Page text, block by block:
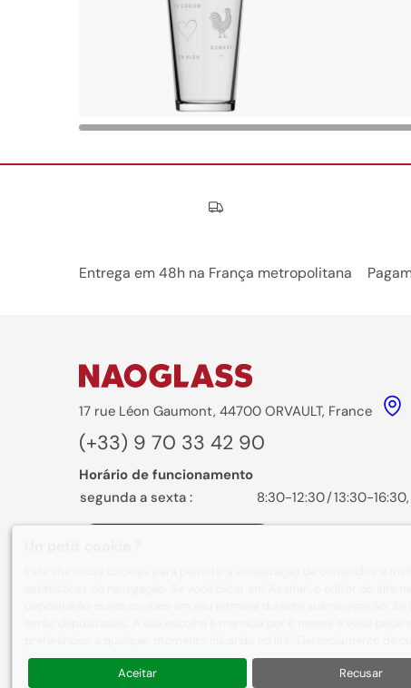
Aceitar Recusar
Nos engagements
Entrega em 48h na França metropolitana
17 rue Léon Gaumont, 44700 ORVAULT, France
(+33) 9 70 33 42 90
Horário de funcionamento
segunda a sexta :
8:30-12:30/13:30-16:30,